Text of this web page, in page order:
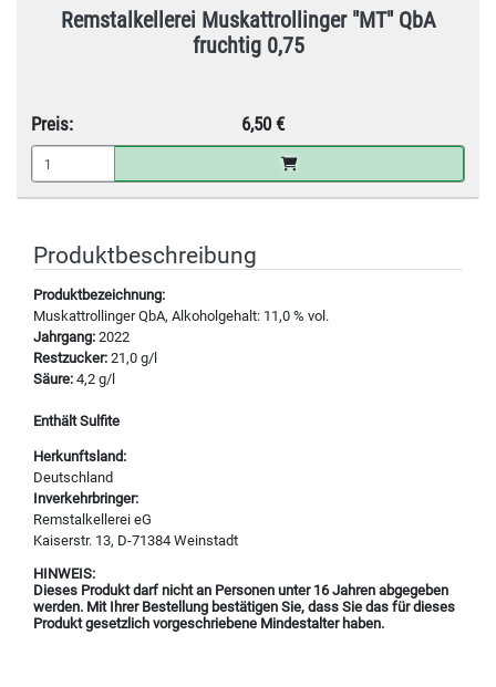
Remstalkellerei Muskattrollinger "MT" QbA
fruchtig 0,75
Preis: 6,50 €
Produktbeschreibung
Produktbezeichnung:
Muskattrollinger QbA, Alkoholgehalt: 11,0 % vol.
Jahrgang: 2022
Restzucker: 21,0 g/l
Säure: 4,2 g/l
Enthält Sulfite
Herkunftsland:
Deutschland
Inverkehrbringer:
Remstalkellerei eG
Kaiserstr. 13, D-71384 Weinstadt
HINWEIS:
Dieses Produkt darf nicht an Personen unter 16 Jahren abgegeben
werden. Mit Ihrer Bestellung bestätigen Sie, dass Sie das für dieses
Produkt gesetzlich vorgeschriebene Mindestalter haben.